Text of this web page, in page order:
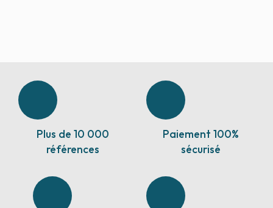
Plus de 10 000
références
Paiement 100%
sécurisé